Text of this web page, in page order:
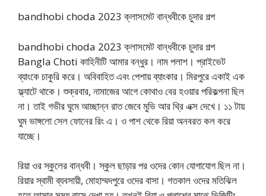
bandhobi choda 2023 ক্লাসমেট বান্ধবীকে চুদার গল্প
bandhobi choda 2023 ক্লাসমেট বান্ধবীকে চুদার গল্প
Bangla Choti কাহিনীটি আমার বন্ধুর। নাম পলাশ। প্রাইভেট
ব্যাংকে চাকুরি করে। অবিবাহিত এবং পেশায় ব্যাংকার। মিরপুরে একাই এক
ফ্ল্যাটে থাকে। শুক্রবার, নামাজের আগে কোথাও বের হওয়ার পরিকল্পনা ছিল
না। তাই গভীর ঘুমে আচ্ছান্ন রাত জেবে মুভি আর থ্রি এক্স দেখে। ১১ টায়
ঘুম ভাঙ্গলো সেল ফোনের রিং এ। ও পাশ থেকে রিয়া অনবরত কল করে
যাচ্ছে।
রিয়া ওর স্কুলের বান্ধবী। স্কুল ছাড়ার পর ওদের কোন যোগাযোগ ছিল না।
রিয়ার স্বামী ব্যবসায়ী, মোহাম্মদপুরে ওদের বাসা। গতকাল ওদের মতিঝিল